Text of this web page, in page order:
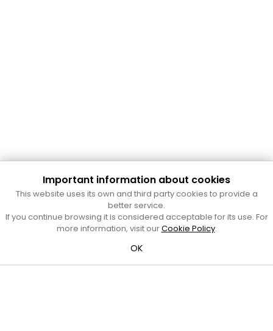
Cultura Mataró
Ajuntament de Mataró
C. de Sant Josep, 9 (Mataró, 08302)
També podeu contactar-nos acultura@ajmataro.cato bé
Important information about cookies
This website uses its own and third party cookies to provide a
better service.
If you continue browsing it is considered acceptable for its use. For
more information, visit ourCookie Policy.
OK